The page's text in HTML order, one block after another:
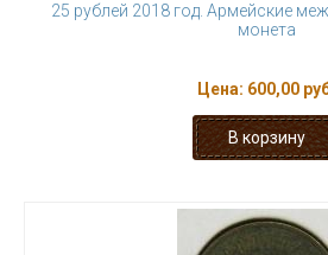
25 рублей 2018 год. Армейские
монета
Цена: 600,00